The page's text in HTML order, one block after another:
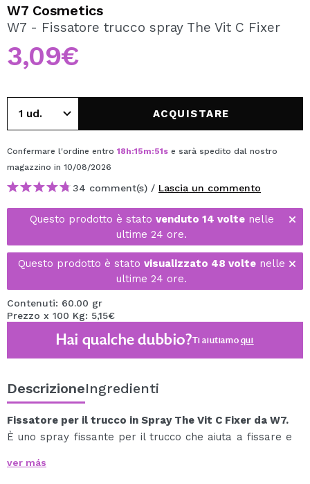
Creando un account su Maquibeauty.it potrai fare i tuoi
acquisti velocemente, controllare lo stato dei tuoi ordini e
consultare le tue operazioni precedenti.
CREARE UN ACCOUNT
W7 Cosmetics
W7 - Fissatore trucco spray The Vit C Fixer
3,09€
ACQUISTARE
Confermare l'ordine entro 18h:15m:50s e sarà spedito dal nostro
magazzino in 10/08/2026
34 comment(s) / Lascia un commento
Questo prodotto è stato venduto 14 voltenelle
ultime 24 ore.
Questo prodotto è stato visualizzato 48 volte nelle
ultime 24 ore.
Contenuti: 60.00 gr
Prezzo x 100 Kg: 5,15€
Hai qualche dubbio?Ti aiutiamoqui
DescrizioneIngredienti
Fissatore per il trucco in Spray The Vit C Fixer da W7.
È uno spray fissante per il trucco che aiuta a fissare e
applicazione.
ver más